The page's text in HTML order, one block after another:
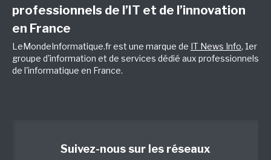
professionnels de l’IT et de l’innovation
en France
LeMondeInformatique.fr est une marque de IT News Info, 1er
groupe d'information et de services dédié aux professionnels
de l'informatique en France.
Suivez-nous sur les réseaux